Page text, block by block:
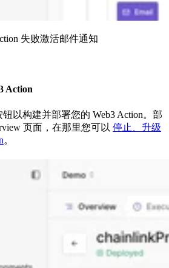
失败激活邮件通知
Action
钮以构建并部署您的 Web3 Action。部
页面，在那里您可以 停止、升级
。